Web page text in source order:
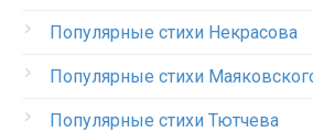
Популярные стихи Некрасова
Популярные стихи
Популярные стихи Тютчева